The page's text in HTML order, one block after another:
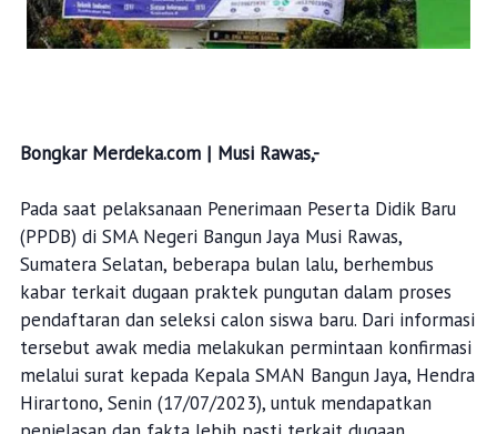
Bongkar Merdeka.com | Musi Rawas,-
Pada saat pelaksanaan Penerimaan Peserta Didik Baru
(PPDB) di SMA Negeri Bangun Jaya Musi Rawas,
Sumatera Selatan, beberapa bulan lalu, berhembus
kabar terkait dugaan praktek pungutan dalam proses
pendaftaran dan seleksi calon siswa baru. Dari informasi
tersebut awak media melakukan permintaan konfirmasi
melalui surat kepada Kepala SMAN Bangun Jaya, Hendra
Hirartono, Senin (17/07/2023), untuk mendapatkan